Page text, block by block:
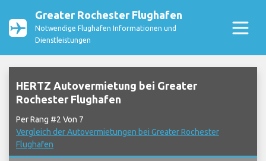
Greater Rochester Flughafen
Notwendige Flughafen Informationen und
Dienstleistungen
HERTZ Autovermietung bei Greater
Rochester Flughafen
Per Rang #2 Von 7
Vergleich der Autovermietungen bei Greater Rochester
Flughafen